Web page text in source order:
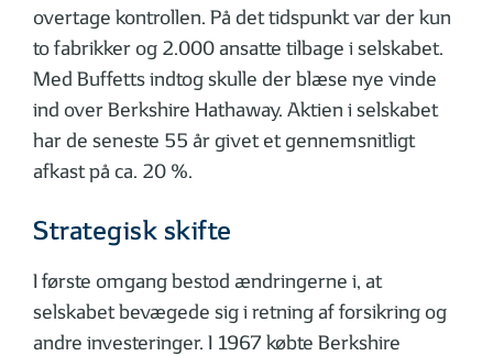
overtage kontrollen. På det tidspunkt var der kun
to fabrikker og 2.000 ansatte tilbage i selskabet.
Med Buffetts indtog skulle der blæse nye vinde
ind over Berkshire Hathaway. Aktien i selskabet
har de seneste 55 år givet et gennemsnitligt
afkast på ca. 20 %.
Strategisk skifte
I første omgang bestod ændringerne i, at
selskabet bevægede sig i retning af forsikring og
andre investeringer. I 1967 købte Berkshire